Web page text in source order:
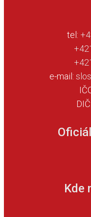
tel:
e-mail:
Kde